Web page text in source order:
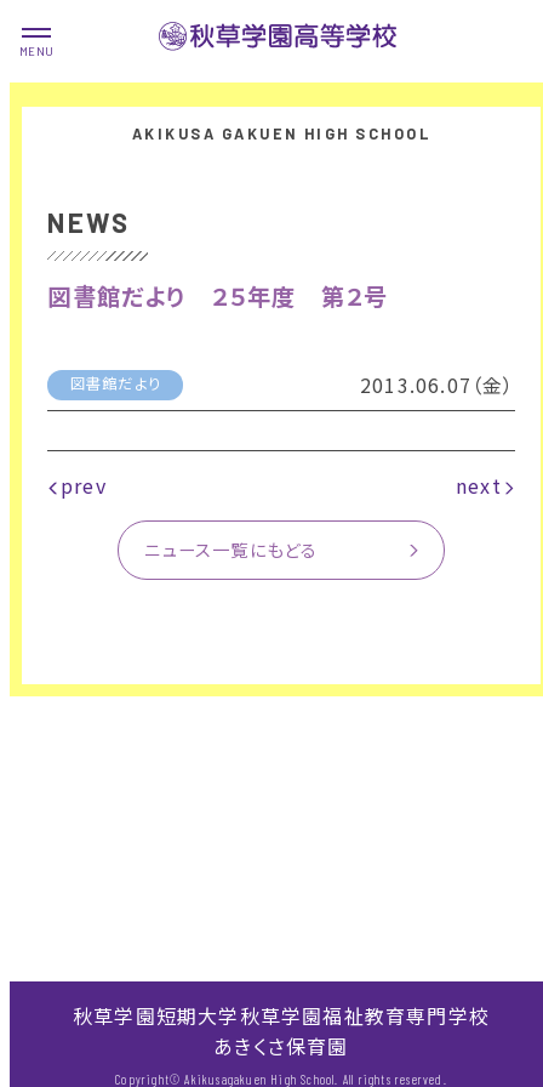
NEWS
図書館だより ２５年度 第２号
図書館だより 2013.06.07（金）
prev next
ニュース一覧にもどる
秋草学園短期大学秋草学園福祉教育専門学校
あきくさ保育園
Copyright© Akikusagakuen High School. All rights reserved.